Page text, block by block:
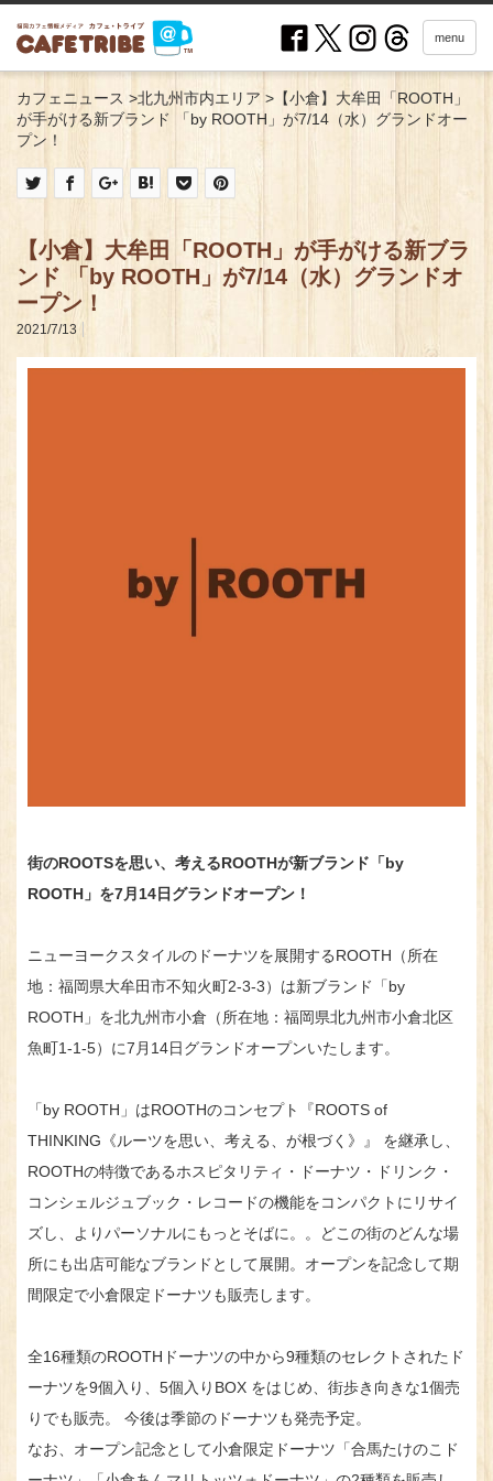
menu
カフェニュース >北九州市内エリア > 【小倉】大牟田「ROOTH」
が手がける新ブランド 「by ROOTH」が7/14（水）グランドオー
プン！
【小倉】大牟田「ROOTH」が手がける新ブラ
ンド 「by ROOTH」が7/14（水）グランドオ
ープン！
2021/7/13
街のROOTSを思い、考えるROOTHが新ブランド「by
ROOTH」を7月14日グランドオープン！
ニューヨークスタイルのドーナツを展開するROOTH（所在
地：福岡県大牟田市不知火町2-3-3）は新ブランド「by
ROOTH」を北九州市小倉（所在地：福岡県北九州市小倉北区
魚町1-1-5）に7月14日グランドオープンいたします。
「by ROOTH」はROOTHのコンセプト『ROOTS of
THINKING《ルーツを思い、考える、が根づく》』 を継承し、
ROOTHの特徴であるホスピタリティ・ドーナツ・ドリンク・
コンシェルジュブック・レコードの機能をコンパクトにリサイ
ズし、よりパーソナルにもっとそばに。。どこの街のどんな場
所にも出店可能なブランドとして展開。オープンを記念して期
間限定で小倉限定ドーナツも販売します。
全16種類のROOTHドーナツの中から9種類のセレクトされたド
ーナツを9個入り、5個入りBOX をはじめ、街歩き向きな1個売
りでも販売。 今後は季節のドーナツも発売予定。
なお、オープン記念として小倉限定ドーナツ「合馬たけのこド